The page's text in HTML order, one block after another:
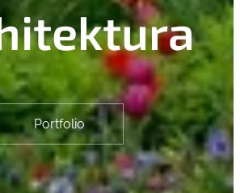
Portfolio